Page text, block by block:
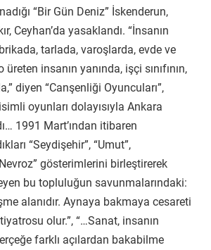
“Bir Gün Deniz” İskenderun,
Ceyhan’da yasaklandı. “İnsanın
tarlada, varoşlarda, evde ve
insanın yanında, işçi sınıfının,
diyen “Canşenliği Oyuncuları”,
oyunları dolayısıyla Ankara
1991 Mart’ından itibaren
“Seydişehir”, “Umut”,
gösterimlerini birleştirerek
bu topluluğun savunmalarındaki:
alanıdır. Aynaya bakmaya cesareti
olur.”, “…Sanat, insanın
farklı açılardan bakabilme